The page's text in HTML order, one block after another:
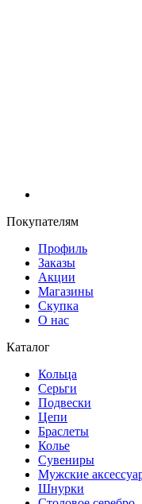
Покупателям
Профиль
Заказы
Акции
Магазины
Скупка
О нас
Каталог
Кольца
Серьги
Подвески
Цепи
Браслеты
Колье
Сувениры
Мужские
Шнурки